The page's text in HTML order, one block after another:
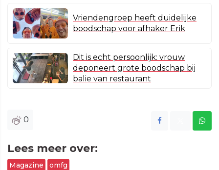
Vriendengroep heeft duidelijke
boodschap voor afhaker Erik
Dit is echt persoonlijk: vrouw
deponeert grote boodschap bij
balie van restaurant
0
Lees meer over:
Magazine omfg